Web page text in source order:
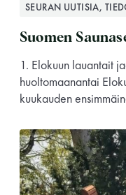
SEURAN UUTISIA,
Suomen
1. Elokuun lauantait
huoltomaanantai
kuukauden